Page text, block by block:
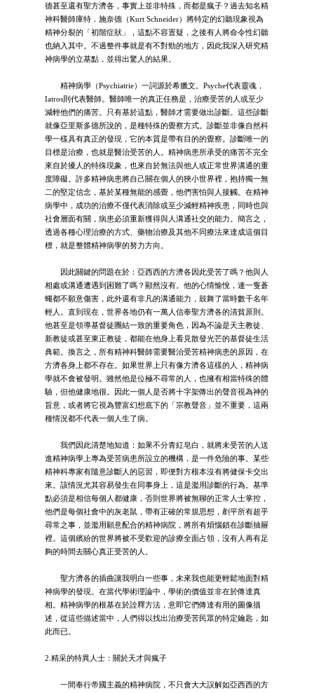
德甚至還有聖方濟各，事實上並非特殊，而都是瘋子？過去知名精
神科醫師庫特．施奈德（Kurt Schneider）將特定的幻聽現象視為
精神分裂的「初階症狀」，這點不容置疑，之後有人將命令性幻聽
也納入其中。不過整件事就是有不對勁的地方，因此我深入研究精
神病學的立基點，並得出驚人的結果。
精神病學（Psychiatrie）一詞源於希臘文。Psyche代表靈魂，
Iatros則代表醫師。醫師唯一的真正任務是，治療受苦的人或至少
減輕他們的痛苦。只有基於這點，醫師才需要做出診斷。這些診斷
就像亞里斯多德所說的，是種特殊的覺察方式。診斷並非像自然科
學一樣具有真正的發現，它的本質是帶有目的的覺察。診斷唯一的
目標是治療，也就是醫治受苦的人。精神病患所承受的痛苦不完全
來自於擾人的特殊現象，也來自於無法與他人或正常世界溝通的重
度障礙。許多精神病患將自己關在個人的狹小世界裡，抱持獨一無
二的堅定信念，基於某種無能的感覺，他們害怕與人接觸。在精神
病學中，成功的治療不僅代表消除或至少減輕精神疾患，同時也與
社會層面有關，病患必須重新獲得與人溝通社交的能力。簡言之，
透過各種心理治療的方式、藥物治療及其他不同療法來達成這個目
標，就是整體精神病學的努力方向。
因此關鍵的問題在於：亞西西的方濟各因此受苦了嗎？他與人
相處或溝通遭遇到困難了嗎？顯然沒有。他的心情愉悅，連一隻蒼
蠅都不願意傷害，此外還有非凡的溝通能力，鼓舞了當時數千名年
輕人。直到現在，世界各地仍有一萬人信奉聖方濟各的清貧原則。
他甚至是領導基督徒團結一致的重要角色，因為不論是天主教徒、
新教徒或甚至東正教徒，都能在他身上看見散發光芒的基督徒生活
典範。換言之，所有精神科醫師需要醫治受苦精神病患的原因，在
方濟各身上都不存在。如果世界上只有像方濟各這樣的人，精神病
學就不會被發明。雖然他是位極不尋常的人，也擁有相當特殊的體
驗，但他健康地很。因此一個人是否將十字架傳出的聲音視為神的
旨意，或者將它視為豐富幻想底下的「宗教聲音」並不重要，這兩
種情況都不代表一個人生了病。
我們因此清楚地知道：如果不分青紅皂白，就將未受苦的人送
進精神病學上專為受苦病患所設立的機構，是一件危險的事。某些
精神科專家有隨意診斷人的惡習，即便對方根本沒有將健保卡交出
來。該情況尤其容易發生在同事身上，這是濫用診斷的行為。基準
點必須是相信每個人都健康，否則世界將被無聊的正常人士掌控，
他們是每個社會中的灰老鼠，帶有正確的常規思想，剷平所有超乎
尋常之事，並濫用願意配合的精神病院，將所有煩惱鎖在診斷抽屜
裡。這個繽紛的世界將被不受歡迎的診療全面占領，沒有人再有足
夠的時間去關心真正受苦的人。
聖方濟各的插曲讓我明白一些事，未來我也能更輕鬆地面對精
神病學的發現。在當代學術理論中，學術的價值並非在於傳達真
相。精神病學的根基在於詮釋方法，意即它們傳達有用的圖像描
述，從這些描述當中，人們得以找出治療受苦民眾的特定鑰匙，如
此而已。
2.精采的特異人士：關於天才與瘋子
一間奉行帝國主義的精神病院，不只會大大誤解如亞西西的方